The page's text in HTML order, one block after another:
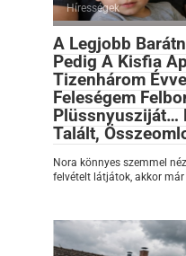
Hírességek
A Legjobb
Pedig A Kisfia
Tizenhárom
Feleségem
Plüssnyusziját…
Talált,
Nora könnyes szemmel
felvételt látjátok, akkor már